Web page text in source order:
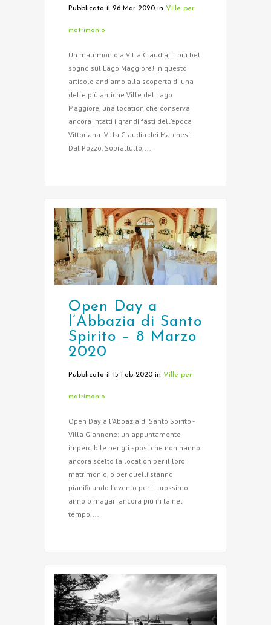
Pubblicato il 26 Mar 2020 in Ville per
matrimonio
Un matrimonio a Villa Claudia, il più bel
sogno sul Lago Maggiore! In questo
articolo andiamo alla scoperta di una
delle più antiche Ville del Lago
Maggiore, una location che conserva
ancora intatti i grandi fasti dell’epoca
Vittoriana: Villa Claudia dei Marchesi
Dal Pozzo. Soprattutto,...
Open Day a
l’Abbazia di Santo
Spirito – 8 Marzo
2020
Pubblicato il 15 Feb 2020 in Ville per
matrimonio
Open Day a l'Abbazia di Santo Spirito -
Villa Giannone: un appuntamento
imperdibile per gli sposi che non hanno
ancora scelto la location per il loro
matrimonio, o per quelli stanno
pianificando l’evento per il prossimo
anno o magari ancora più in là nel
tempo....